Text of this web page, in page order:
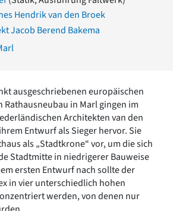
Hendrik van den Broek
Jacob Berend Bakema
ausgeschriebenen europäischen
in Marl gingen im
Architekten van den
Entwurf als Sieger hervor. Sie
als „Stadtkrone“ vor, um die sich
Stadtmitte in niedrigerer Bauweise
ersten Entwurf nach sollte der
in vier unterschiedlich hohen
werden, von denen nur